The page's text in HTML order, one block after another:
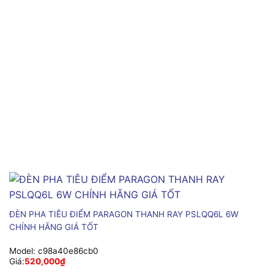
ĐÈN PHA TIÊU ĐIỂM PARAGON THANH RAY PSLQQ6L 6W
CHÍNH HÃNG GIÁ TỐT
Model: c98a40e86cb0
Giá:520,000₫